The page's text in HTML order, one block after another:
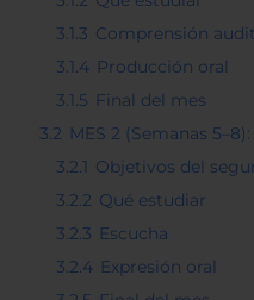
3.1.3 Comprensión
3.1.4 Producción oral
3.1.5 Final del mes
3.2 MES 2 (Semanas
3.2.1 Objetivos del
3.2.2 Qué estudiar
3.2.3 Escucha
3.2.4 Expresión oral